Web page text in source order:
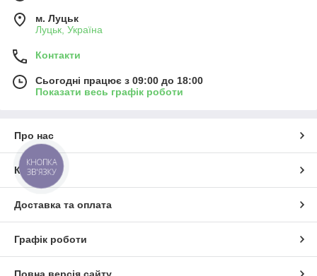
м. Луцьк
Луцьк, Україна
Контакти
Сьогодні працює з 09:00 до 18:00
Показати весь графік роботи
Про нас
Контакти
Доставка та оплата
Графік роботи
КНОПКА
ЗВ'ЯЗКУ